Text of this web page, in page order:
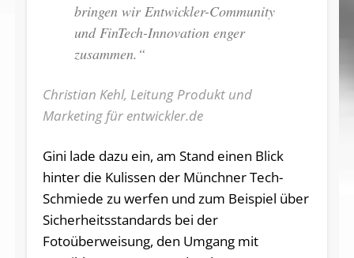
bringen wir Entwickler-Community
und FinTech-Innovation enger
zusammen.“
Christian Kehl, Leitung Produkt und
Marketing für entwickler.de
Gini lade dazu ein, am Stand einen Blick
hinter die Kulissen der Münchner Tech-
Schmiede zu werfen und zum Beispiel über
Sicherheitsstandards bei der
Fotoüberweisung, den Umgang mit